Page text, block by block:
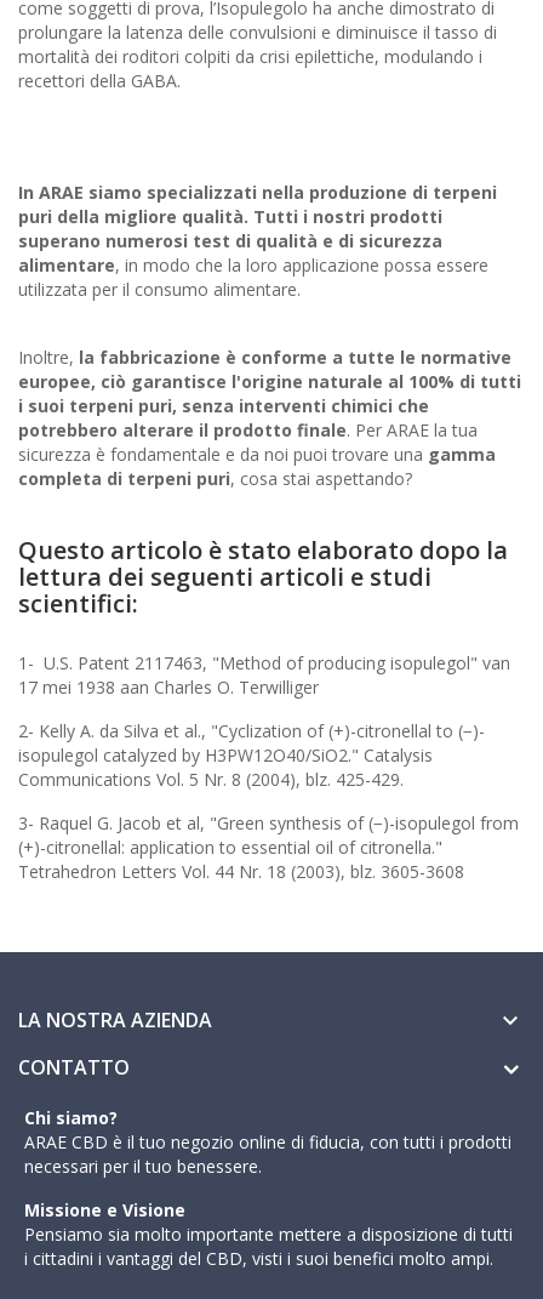
come soggetti di prova, l’Isopulegolo ha anche dimostrato di
prolungare la latenza delle convulsioni e diminuisce il tasso di
mortalità dei roditori colpiti da crisi epilettiche, modulando i
recettori della GABA.
In ARAE siamo specializzati nella produzione di terpeni
puri della migliore qualità. Tutti i nostri prodotti
superano numerosi test di qualità e di sicurezza
alimentare, in modo che la loro applicazione possa essere
utilizzata per il consumo alimentare.
Inoltre, la fabbricazione è conforme a tutte le normative
europee, ciò garantisce l'origine naturale al 100% di tutti
i suoi terpeni puri, senza interventi chimici che
potrebbero alterare il prodotto finale. Per ARAE la tua
sicurezza è fondamentale e da noi puoi trovare una gamma
completa di terpeni puri, cosa stai aspettando?
Questo articolo è stato elaborato dopo la
lettura dei seguenti articoli e studi
scientifici:
1- U.S. Patent 2117463, "Method of producing isopulegol" van
17 mei 1938 aan Charles O. Terwilliger
2- Kelly A. da Silva et al., "Cyclization of (+)-citronellal to (−)-
isopulegol catalyzed by H3PW12O40/SiO2." Catalysis
Communications Vol. 5 Nr. 8 (2004), blz. 425-429.
3- Raquel G. Jacob et al, "Green synthesis of (−)-isopulegol from
(+)-citronellal: application to essential oil of citronella."
Tetrahedron Letters Vol. 44 Nr. 18 (2003), blz. 3605-3608
LA NOSTRA AZIENDA 
CONTATTO
Chi siamo?
ARAE CBD è il tuo negozio online di fiducia, con tutti i prodotti
necessari per il tuo benessere.
Missione e Visione
Pensiamo sia molto importante mettere a disposizione di tutti
i cittadini i vantaggi del CBD, visti i suoi benefici molto ampi.